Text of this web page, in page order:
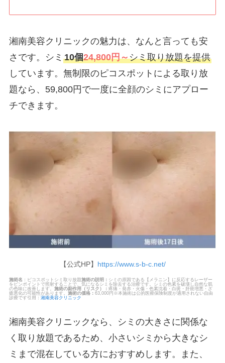
湘南美容クリニックの魅力は、なんと言っても安
さです。シミ 10個24,800円～シミ取り放題を提供
しています。無制限のピコスポットによる取り放
題なら、59,800円で一度に全顔のシミにアプロー
チできます。
【公式HP】 https://www.s-b-c.net/
施術名 ：ピコスポットシミ取り放題施術の説明： シミの原因である【メラニン】に反応するレーザー
をピンポイントで照射することで、気になるシミを除去する治療です。シミの色素を破壊し自然な肌
の色味に改善します。 施術の副作用（リスク）： 疼痛・発赤・火傷・色素沈着・白斑・肝斑増悪・ざ
瘡悪化の可能性があります。 施術の価格： 63,000円※本施術は公的医療保険制度が適用されない自由
診療です引用： 湘南美容クリニック
湘南美容クリニックなら、シミの大きさに関係な
く取り放題であるため、小さいシミから大きなシ
ミまで混在している方におすすめします。また、